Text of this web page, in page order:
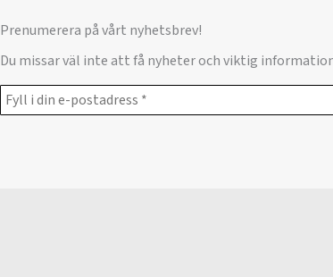
Prenumerera på vårt nyhetsbrev!
Du missar väl inte att få nyheter och viktig